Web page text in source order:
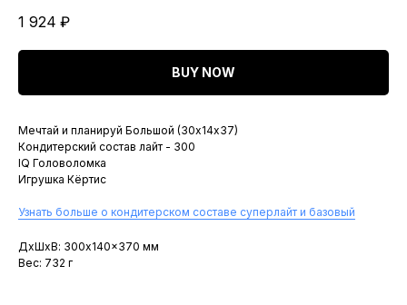
1 924 ₽
BUY NOW
Мечтай и планируй Большой (30х14х37)
Кондитерский состав лайт - 300
IQ Головоломка
Игрушка Кёртис
Узнать больше о кондитерском составе суперлайт и базовый
ДxШxВ: 300x140x370 мм
Вес: 732 г